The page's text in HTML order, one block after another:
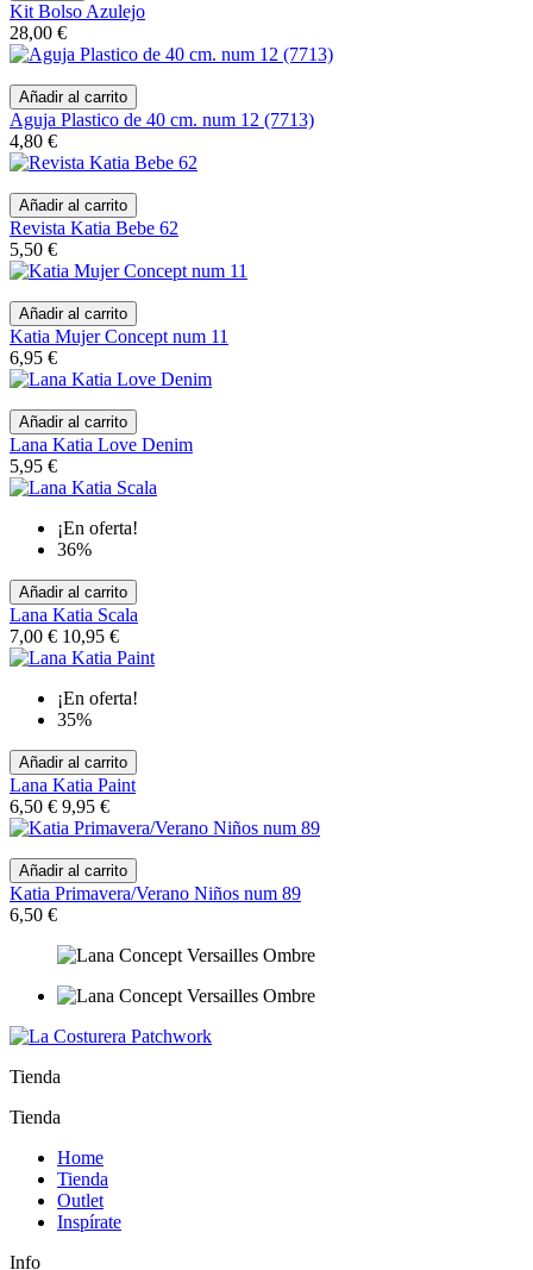
Kit Bolso Azulejo
28,00 €
Añadir al carrito
Aguja Plastico de 40 cm. num 12 (7713)
4,80 €
Añadir al carrito
Revista Katia Bebe 62
5,50 €
Añadir al carrito
Katia Mujer Concept num 11
6,95 €
Añadir al carrito
Lana Katia Love Denim
5,95 €
¡En oferta!
36%
Añadir al carrito
Lana Katia Scala
7,00 € 10,95 €
¡En oferta!
35%
Añadir al carrito
Lana Katia Paint
6,50 € 9,95 €
Añadir al carrito
Katia Primavera/Verano Niños num 89
6,50 €
Tienda
Tienda
Home
Tienda
Outlet
Inspírate
Info